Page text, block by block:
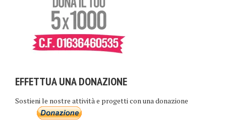
EFFETTUA UNA DONAZIONE
Sostieni le nostre attività e progetti con una donazione